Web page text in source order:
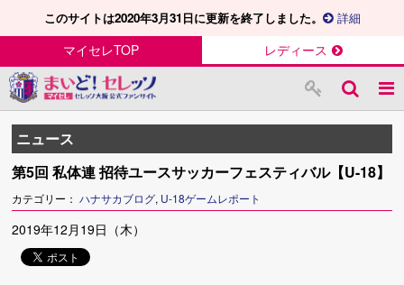
このサイトは2020年3月31日に更新を終了しました。 詳細
マイセレTOP レディース
ニュース
第5回 私体連 招待ユースサッカーフェスティバル【U-18】
カテゴリー：ハナサカブログ, U-18ゲームレポート
2019年12月19日（木）